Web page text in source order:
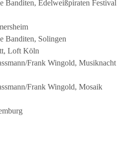
Banditen, Edelweißpiraten Festival
Banditen, Solingen
Loft Köln
Frank Wingold, Musiknacht
Frank Wingold, Mosaik